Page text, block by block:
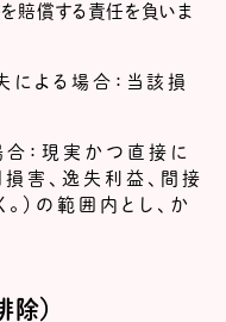
賠償する責任を負いま
による場合：当該損
合：現実かつ直接に
害、逸失利益、間接
）の範囲内とし、か
）